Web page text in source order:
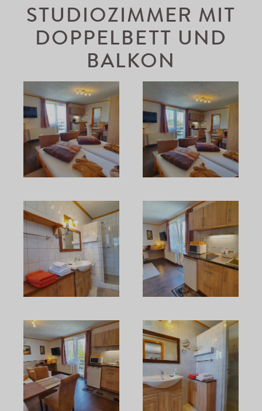
STUDIOZIMMER MIT
DOPPELBETT UND
BALKON